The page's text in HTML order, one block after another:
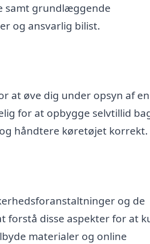
samt grundlæggende
og ansvarlig bilist.
at øve dig under opsyn af en
for at opbygge selvtillid
håndtere køretøjet korrekt.
og de
forstå disse aspekter for at
materialer og online